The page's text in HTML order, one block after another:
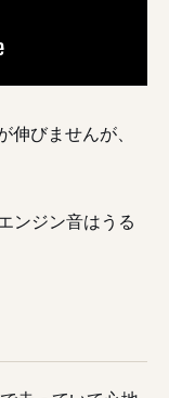
伸びませんが、
ンジン音はうる